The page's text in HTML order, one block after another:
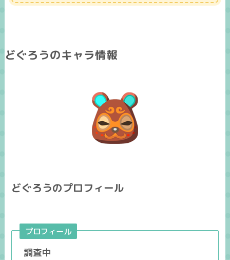
どぐろうのキャラ情報
どぐろうのプロフィール
プロフィール
調査中